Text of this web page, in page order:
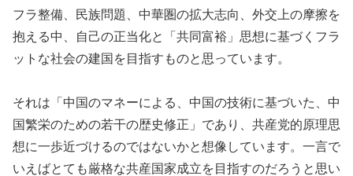
フラ整備、民族問題、中華圏の拡大志向、外交上の摩擦を
抱える中、自己の正当化と「共同富裕」思想に基づくフラ
ットな社会の建国を目指すものと思っています。
それは「中国のマネーによる、中国の技術に基づいた、中
国繁栄のための若干の歴史修正」であり、共産党的原理思
想に一歩近づけるのではないかと想像しています。一言で
いえばとても厳格な共産国家成立を目指すのだろうと思い